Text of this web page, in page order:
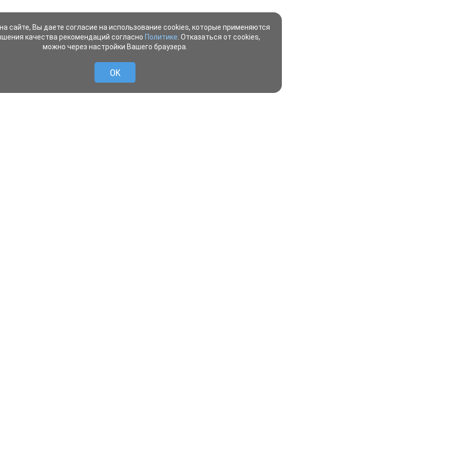
сайте, Вы даете согласие на использование cookies, которые применяются
качества рекомендаций согласно Политике . Отказаться от cookies,
можно через настройки Вашего браузера.
OK